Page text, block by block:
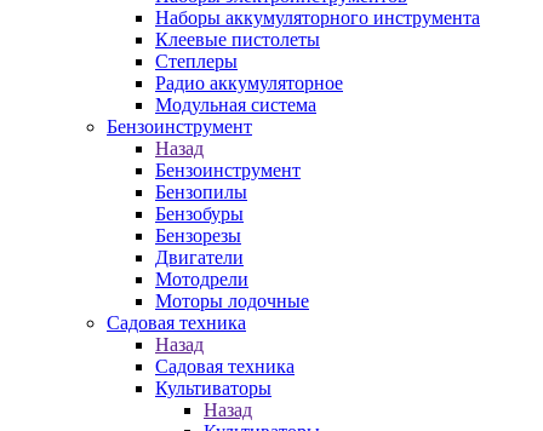
Наборы аккумуляторного инструмента
Клеевые пистолеты
Степлеры
Радио аккумуляторное
Модульная система
Бензоинструмент
Назад
Бензоинструмент
Бензопилы
Бензобуры
Бензорезы
Двигатели
Мотодрели
Моторы лодочные
Садовая техника
Назад
Садовая техника
Культиваторы
Назад